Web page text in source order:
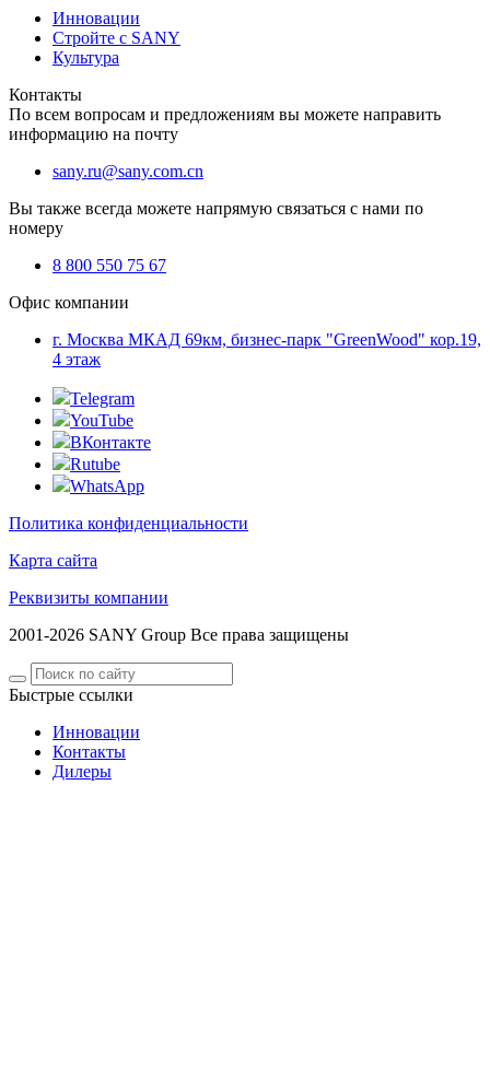
Инновации
Стройте с SANY
Культура
Контакты
По всем вопросам и предложениям вы можете направить
информацию на почту
sany.ru@sany.com.cn
Вы также всегда можете напрямую связаться с нами по
номеру
8 800 550 75 67
Офис компании
г. Москва МКАД 69км, бизнес-парк "GreenWood" кор.19,
4 этаж
Telegram
YouTube
ВКонтакте
Rutube
WhatsApp
Политика конфиденциальности
Карта сайта
Реквизиты компании
2001-2026 SANY Group Все права защищены
Быстрые ссылки
Инновации
Контакты
Дилеры